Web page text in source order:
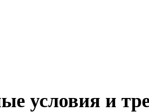
условия и